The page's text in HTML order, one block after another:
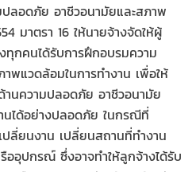
ลอดภัย อาชีวอนามัยและสภาพ
มาตรา 16 ให้นายจ้างจัดให้ผู้
ทุกคนได้รับการฝึกอบรมความ
พแวดล้อมในการทำงาน เพื่อให้
านความปลอดภัย อาชีวอนามัย
นได้อย่างปลอดภัย ในกรณีที่
ปลี่ยนงาน เปลี่ยนสถานที่ทำงาน
ออุปกรณ์ ซึ่งอาจทำให้ลูกจ้างได้รับ